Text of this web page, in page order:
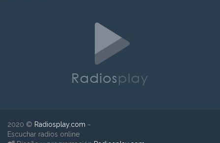
2020 © Radiosplay.com ~
Escuchar radios online